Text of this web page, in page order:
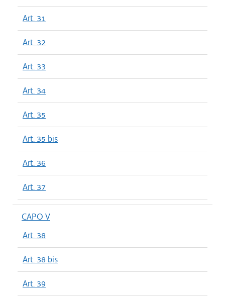
Art. 31
Art. 32
Art. 33
Art. 34
Art. 35
Art. 35 bis
Art. 36
Art. 37
CAPO V
Art. 38
Art. 38 bis
Art. 39